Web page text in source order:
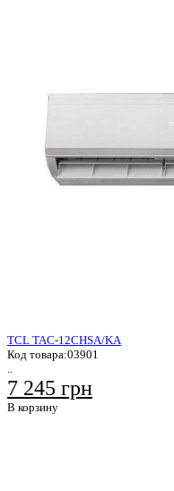
TCL TAC-12CHSA/KA
Код товара:03901
..
7 245 грн
В корзину